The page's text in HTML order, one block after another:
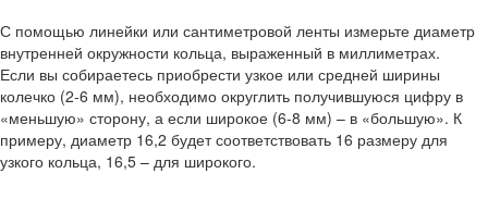
С помощью линейки или сантиметровой ленты измерьте диаметр
внутренней окружности кольца, выраженный в миллиметрах.
Если вы собираетесь приобрести узкое или средней ширины
колечко (2-6 мм), необходимо округлить получившуюся цифру в
«меньшую» сторону, а если широкое (6-8 мм) – в «большую». К
примеру, диаметр 16,2 будет соответствовать 16 размеру для
узкого кольца, 16,5 – для широкого.